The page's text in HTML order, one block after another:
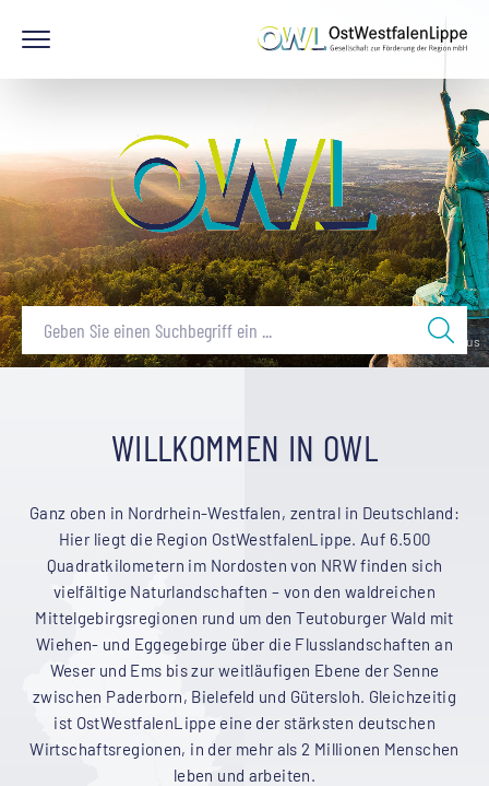
© Tourismus NRW e.V. / Teutoburger Wald Tourismus
WILLKOMMEN IN OWL
Ganz oben in Nordrhein-Westfalen, zentral in Deutschland:
Hier liegt die Region OstWestfalenLippe. Auf 6.500
Quadratkilometern im Nordosten von NRW finden sich
vielfältige Naturlandschaften – von den waldreichen
Mittelgebirgsregionen rund um den Teutoburger Wald mit
Wiehen- und Eggegebirge über die Flusslandschaften an
Weser und Ems bis zur weitläufigen Ebene der Senne
zwischen Paderborn, Bielefeld und Gütersloh. Gleichzeitig
ist OstWestfalenLippe eine der stärksten deutschen
Wirtschaftsregionen, in der mehr als 2 Millionen Menschen
leben und arbeiten.